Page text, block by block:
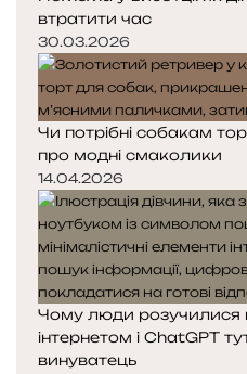
втратити час
30.03.2026
Чи потрібні собакам
про модні смаколики
14.04.2026
Чому люди розучилися
інтернетом і ChatGPT
винуватець